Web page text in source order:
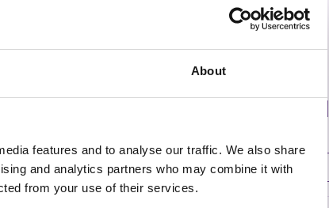
About
features and to analyse our traffic. We also share
and analytics partners who may combine it with
from your use of their services.
32
Amersfoort
Google Maps
Inspiratie mail
Voornaam *